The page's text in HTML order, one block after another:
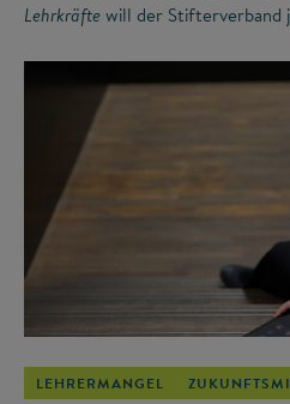
Lehrkräfte will der Stifterverband
LEHRERMANGEL